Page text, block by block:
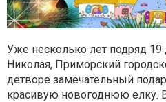
Уже несколько лет подряд
Николая, Приморский
детворе замечательный
красивую новогоднюю елку.